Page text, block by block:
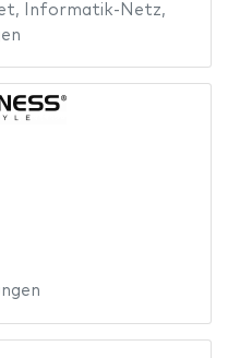
, Informatik-Netz,